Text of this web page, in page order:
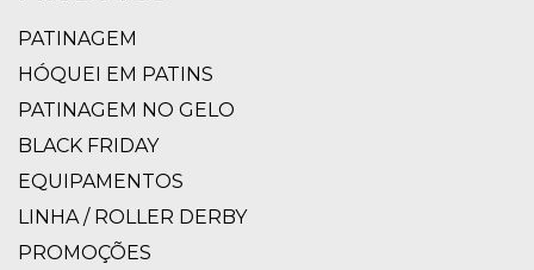
PATINAGEM
HÓQUEI EM PATINS
PATINAGEM NO GELO
BLACK FRIDAY
EQUIPAMENTOS
LINHA / ROLLER DERBY
PROMOÇÕES